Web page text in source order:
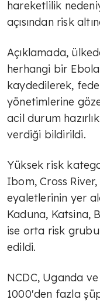
hareketlilik
açısından risk
Açıklamada,
herhangi bir
kaydedilerek,
yönetimlerine
acil durum
verdiği bildirildi.
Yüksek risk
Ibom, Cross
eyaletlerinin yer
Kaduna, Katsina,
ise orta risk
edildi.
NCDC, Uganda
1000'den fazla